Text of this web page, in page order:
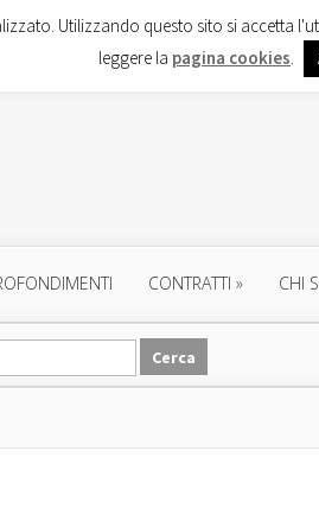
CONTRATTI » CHI
Utilizzando questo sito si accetta
leggere la pagina cookies.